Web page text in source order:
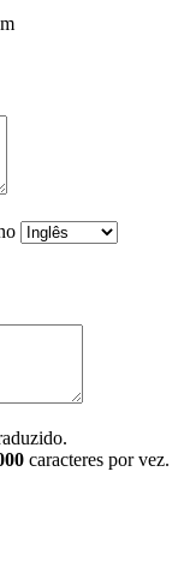
caracteres por vez.